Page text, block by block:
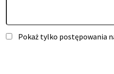
Pokaż tylko postępowania